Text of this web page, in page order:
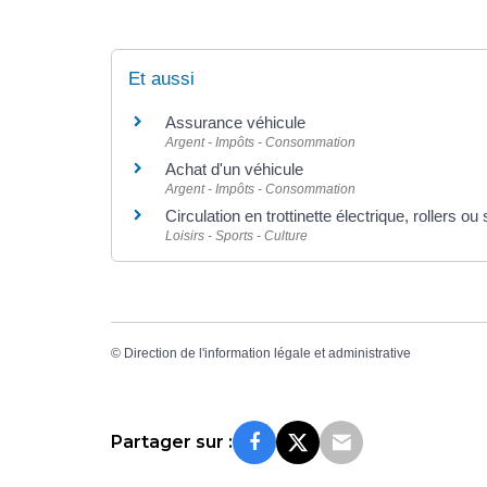
Et aussi
Assurance véhicule
Argent - Impôts - Consommation
Achat d'un véhicule
Argent - Impôts - Consommation
Circulation en trottinette électrique, rollers ou
Loisirs - Sports - Culture
© Direction de l'information légale et administrative
Partager sur :